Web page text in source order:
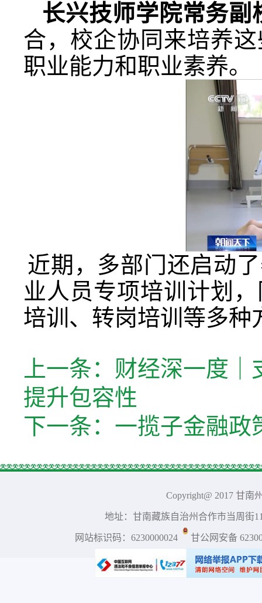
长兴技师学院常务副
合，校企协同来培养
职业能力和职业素养。
近期，多部门还启动
业人员专项培训计划
培训、转岗培训等多种
上一条： 财经深一度｜
提升包容性
下一条： 一揽子金融政
Copyright@ 2017 甘南
地址：甘南藏族自治州合作市当周街
网站标识码：6230000024 甘公网安备